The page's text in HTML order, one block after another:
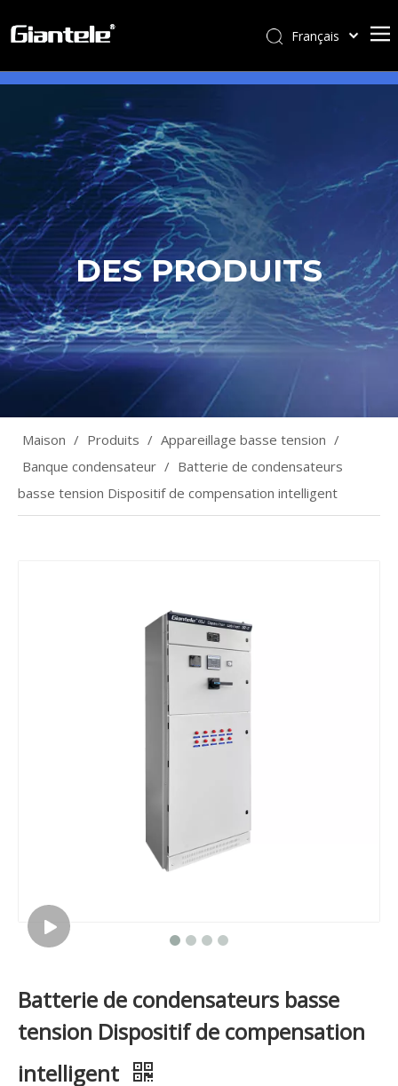
Français
ไทย
Español
العربية
简体中文
English
DES PRODUITS
Maison / Produits / Appareillage basse tension /
Banque condensateur / Batterie de condensateurs
basse tension Dispositif de compensation intelligent
Batterie de condensateurs basse
tension Dispositif de compensation
intelligent